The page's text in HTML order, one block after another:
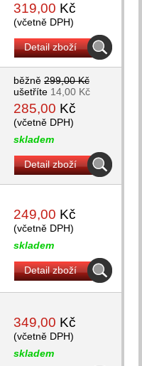
319,00 Kč
(včetně DPH)
Detail zboží
běžně 299,00 Kč
ušetříte 14,00 Kč
285,00 Kč
(včetně DPH)
skladem
Detail zboží
249,00 Kč
(včetně DPH)
skladem
Detail zboží
349,00 Kč
(včetně DPH)
skladem